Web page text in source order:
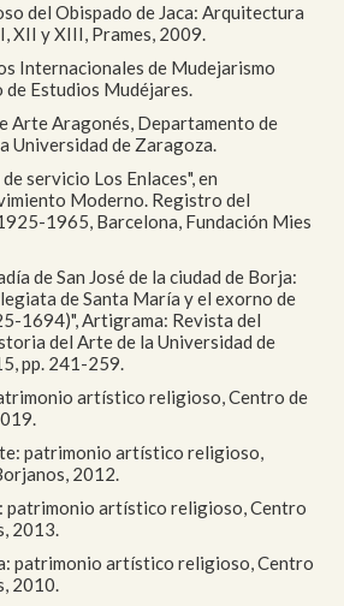
del Obispado de Jaca: Arquitectura
XII y XIII, Prames, 2009.
Internacionales de Mudejarismo
Estudios Mudéjares.
Arte Aragonés, Departamento de
Universidad de Zaragoza.
servicio Los Enlaces", en
Moderno. Registro del
1965, Barcelona, Fundación Mies
de San José de la ciudad de Borja:
de Santa María y el exorno de
1694)", Artigrama: Revista del
del Arte de la Universidad de
pp. 241-259.
artístico religioso, Centro de
patrimonio artístico religioso,
2012.
patrimonio artístico religioso, Centro
2013.
patrimonio artístico religioso, Centro
2010.